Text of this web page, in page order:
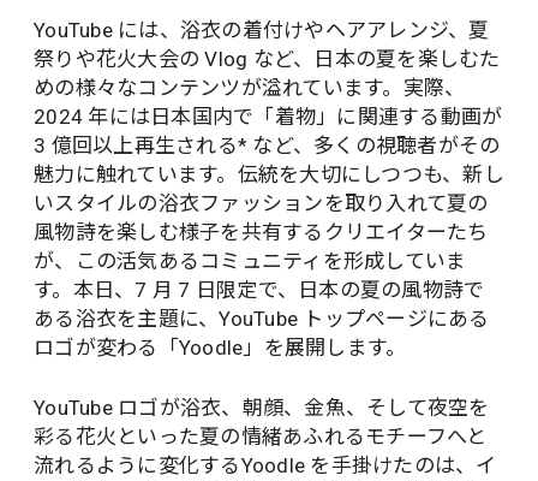
YouTube には、浴衣の着付けやヘアアレンジ、夏
祭りや花火大会の Vlog など、日本の夏を楽しむた
めの様々なコンテンツが溢れています。実際、
2024 年には日本国内で「着物」に関連する動画が
3 億回以上再生される* など、多くの視聴者がその
魅力に触れています。伝統を大切にしつつも、新し
いスタイルの浴衣ファッションを取り入れて夏の
風物詩を楽しむ様子を共有するクリエイターたち
が、この活気あるコミュニティを形成していま
す。本日、7 月 7 日限定で、日本の夏の風物詩で
ある浴衣を主題に、YouTube トップページにある
ロゴが変わる「Yoodle」を展開します。
YouTube ロゴが浴衣、朝顔、金魚、そして夜空を
彩る花火といった夏の情緒あふれるモチーフへと
流れるように変化するYoodle を手掛けたのは、イ